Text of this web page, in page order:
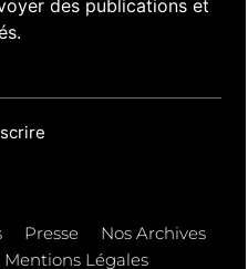
des publications et
Presse
Nos Archives
Mentions Légales